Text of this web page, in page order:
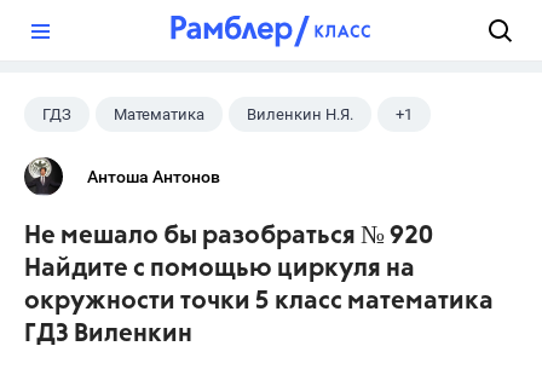
ГДЗ Математика Виленкин Н.Я. +1
5 класс
Антоша Антонов
Не мешало бы разобраться № 920
Найдите с помощью циркуля на
окружности точки 5 класс математика
ГДЗ Виленкин